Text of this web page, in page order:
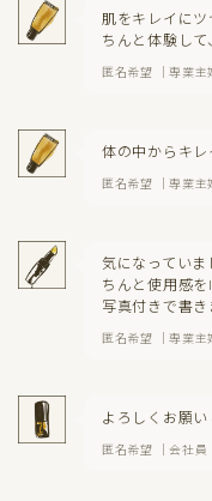
肌をキレイに
ちんと体験し
匿名希望 ｜専業主
体の中からキ
匿名希望 ｜専業主
気になっていま
ちんと使用感を
写真付きで書き
匿名希望 ｜専業主
よろしくお願い
匿名希望 ｜会社員